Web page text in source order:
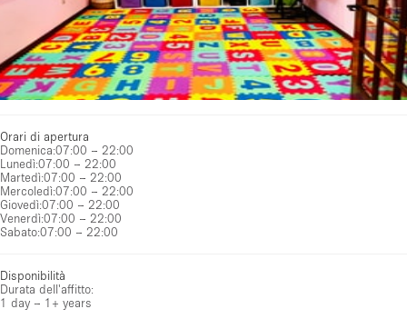
Orari di apertura
Domenica:07:00 – 22:00
Lunedì:07:00 – 22:00
Martedì:07:00 – 22:00
Mercoledì:07:00 – 22:00
Giovedì:07:00 – 22:00
Venerdì:07:00 – 22:00
Sabato:07:00 – 22:00
Disponibilità
Durata dell'affitto:
1 day – 1+ years